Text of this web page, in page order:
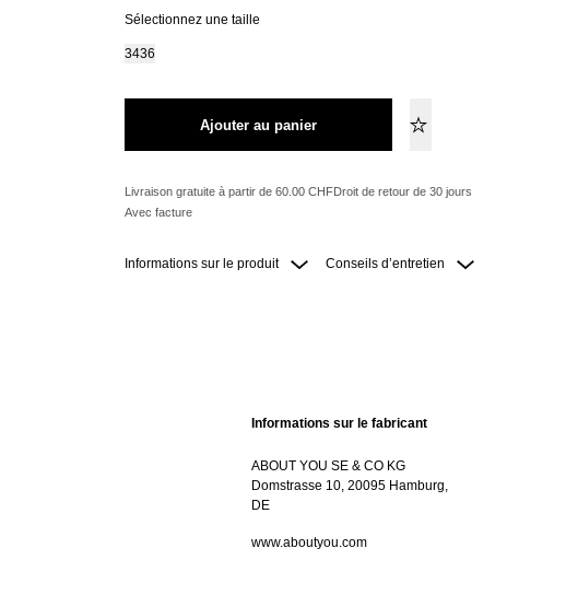
Sélectionnez une taille
3436
Ajouter au panier
Livraison gratuite à partir de 60.00 CHFDroit de retour de 30 jours
Avec facture
Informations sur le produit Conseils d’entretien
Informations sur le fabricant
ABOUT YOU SE & CO KG
Domstrasse 10, 20095 Hamburg,
DE
www.aboutyou.com